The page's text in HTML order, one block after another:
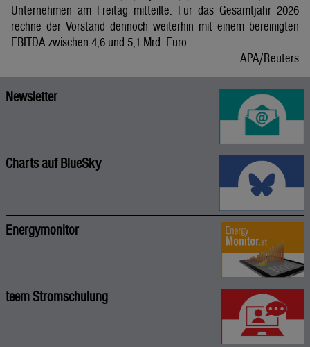
Unternehmen am Freitag mitteilte. Für das Gesamtjahr 2026
rechne der Vorstand dennoch weiterhin mit einem bereinigten
EBITDA zwischen 4,6 und 5,1 Mrd. Euro.
APA/Reuters
Newsletter
Charts auf BlueSky
Energymonitor
teem Stromschulung